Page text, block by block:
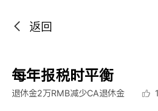
返回
每年报税时平衡
退休金2万RMB减少CA退休金 1